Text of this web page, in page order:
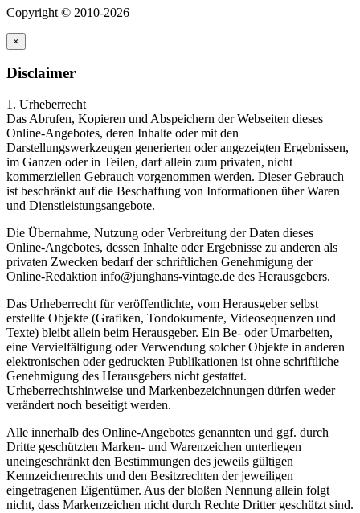
Copyright © 2010-2026
×
Disclaimer
1. Urheberrecht
Das Abrufen, Kopieren und Abspeichern der Webseiten dieses
Online-Angebotes, deren Inhalte oder mit den
Darstellungswerkzeugen generierten oder angezeigten Ergebnissen,
im Ganzen oder in Teilen, darf allein zum privaten, nicht
kommerziellen Gebrauch vorgenommen werden. Dieser Gebrauch
ist beschränkt auf die Beschaffung von Informationen über Waren
und Dienstleistungsangebote.
Die Übernahme, Nutzung oder Verbreitung der Daten dieses
Online-Angebotes, dessen Inhalte oder Ergebnisse zu anderen als
privaten Zwecken bedarf der schriftlichen Genehmigung der
Online-Redaktion info@junghans-vintage.de des Herausgebers.
Das Urheberrecht für veröffentlichte, vom Herausgeber selbst
erstellte Objekte (Grafiken, Tondokumente, Videosequenzen und
Texte) bleibt allein beim Herausgeber. Ein Be- oder Umarbeiten,
eine Vervielfältigung oder Verwendung solcher Objekte in anderen
elektronischen oder gedruckten Publikationen ist ohne schriftliche
Genehmigung des Herausgebers nicht gestattet.
Urheberrechtshinweise und Markenbezeichnungen dürfen weder
verändert noch beseitigt werden.
Alle innerhalb des Online-Angebotes genannten und ggf. durch
Dritte geschützten Marken- und Warenzeichen unterliegen
uneingeschränkt den Bestimmungen des jeweils gültigen
Kennzeichenrechts und den Besitzrechten der jeweiligen
eingetragenen Eigentümer. Aus der bloßen Nennung allein folgt
nicht, dass Markenzeichen nicht durch Rechte Dritter geschützt sind.